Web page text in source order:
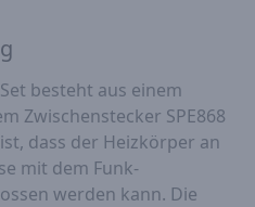
besteht aus einem
Zwischenstecker SPE868
dass der Heizkörper an
mit dem Funk-
werden kann. Die